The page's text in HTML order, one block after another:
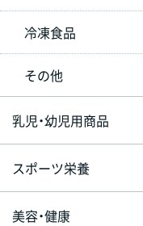
冷凍食品
その他
乳児・幼児用商品
スポーツ栄養
美容・健康